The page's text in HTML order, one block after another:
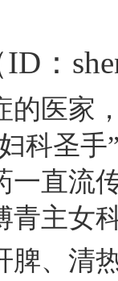
：
的医家
科圣
一直流
青主女
脾、清